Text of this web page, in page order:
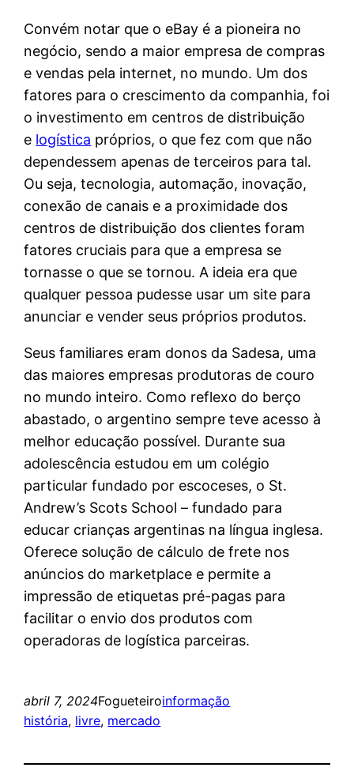
Convém notar que o eBay é a pioneira no
negócio, sendo a maior empresa de compras
e vendas pela internet, no mundo. Um dos
fatores para o crescimento da companhia, foi
o investimento em centros de distribuição
e logística próprios, o que fez com que não
dependessem apenas de terceiros para tal.
Ou seja, tecnologia, automação, inovação,
conexão de canais e a proximidade dos
centros de distribuição dos clientes foram
fatores cruciais para que a empresa se
tornasse o que se tornou. A ideia era que
qualquer pessoa pudesse usar um site para
anunciar e vender seus próprios produtos.
Seus familiares eram donos da Sadesa, uma
das maiores empresas produtoras de couro
no mundo inteiro. Como reflexo do berço
abastado, o argentino sempre teve acesso à
melhor educação possível. Durante sua
adolescência estudou em um colégio
particular fundado por escoceses, o St.
Andrew’s Scots School – fundado para
educar crianças argentinas na língua inglesa.
Oferece solução de cálculo de frete nos
anúncios do marketplace e permite a
impressão de etiquetas pré-pagas para
facilitar o envio dos produtos com
operadoras de logística parceiras.
abril 7, 2024Fogueteiroinformação
história, livre, mercado